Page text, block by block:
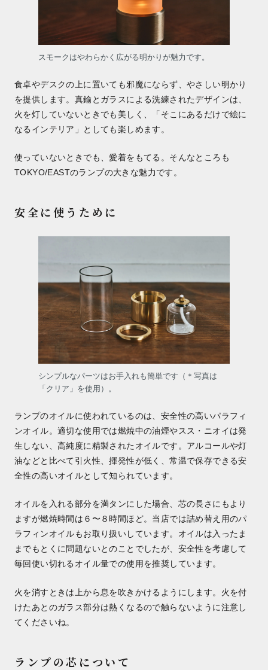
スモークはやわらかく広がる明かりが魅力です。
食卓やデスクの上に置いても邪魔にならず、やさしい明かり
を提供します。真鍮とガラスによる洗練されたデザインは、
火を灯していないときでも美しく、「そこにあるだけで絵に
なるインテリア」としても楽しめます。
使っていないときでも、愛着をもてる。そんなところも
TOKYO/EASTのランプの大きな魅力です。
安全に使うために
シンプルなパーツはお手入れも簡単です（＊写真は
「クリア」を使用）。
ランプのオイルに使われているのは、安全性の高いパラフィ
ンオイル。適切な使用では燃焼中の油煙やスス・ニオイは発
生しない、高純度に精製されたオイルです。アルコールや灯
油などと比べて引火性、揮発性が低く、常温で保存できる安
全性の高いオイルとして知られています。
オイルを入れる部分を満タンにした場合、芯の長さにもより
ますが燃焼時間は６〜８時間ほど。当店では詰め替え用のパ
ラフィンオイルもお取り扱いしています。オイルは入ったま
までもとくに問題ないとのことでしたが、安全性を考慮して
毎回使い切れるオイル量での使用を推奨しています。
火を消すときは上から息を吹きかけるようにします。火を付
けたあとのガラス部分は熱くなるので触らないように注意し
てくださいね。
ランプの芯について